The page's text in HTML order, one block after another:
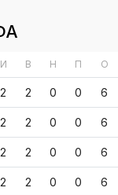
И В Н П О
2 2 0 0 6
2 2 0 0 6
2 2 0 0 6
2 2 0 0 6